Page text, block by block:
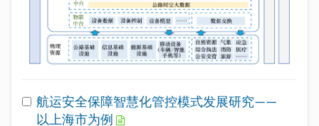
航运安全保障智慧化管控模式发展研究——
以上海市为例